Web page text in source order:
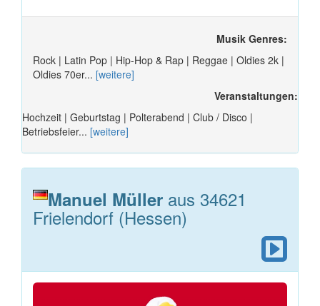
Musik Genres:
Rock | Latin Pop | Hip-Hop & Rap | Reggae | Oldies 2k |
Oldies 70er... [weitere]
Veranstaltungen:
Hochzeit | Geburtstag | Polterabend | Club / Disco |
Betriebsfeier... [weitere]
Manuel Müller aus 34621
Frielendorf (Hessen)